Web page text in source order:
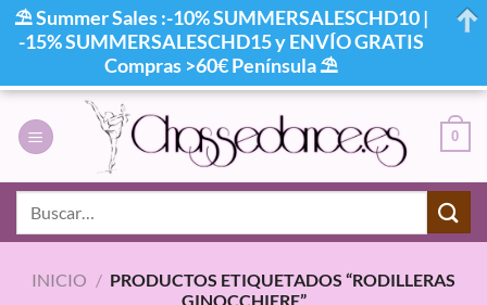
contenido
0
INICIO / PRODUCTOS ETIQUETADOS “RODILLERAS
GINOCCHIERE”
⛱ Summer Sales :-10% SUMMERSALESCHD10 |
-15% SUMMERSALESCHD15 y ENVÍO GRATIS
Compras >60€ Península ⛱